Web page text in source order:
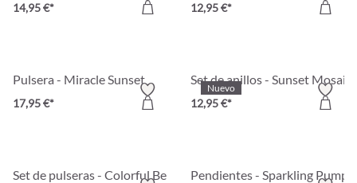
14,95 €* 12,95 €*
Pulsera - Miracle Sunset
17,95 €*
Nuevo
Set de anillos - Sunset Mosaic
12,95 €*
Set de pulseras - Colorful Beads Pendientes - Sparkling